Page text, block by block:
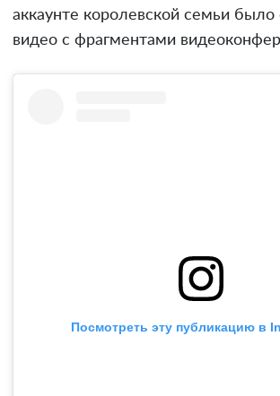
аккаунте королевской семьи было
видео с фрагментами
Посмотреть эту публикацию в